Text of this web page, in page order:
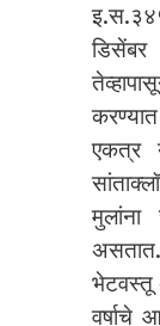
डिसेंबर
एकत्र
असतात.
भेटवस्तू
वर्षाचे